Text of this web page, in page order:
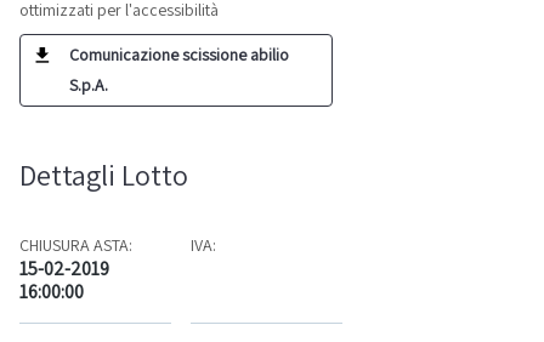
ottimizzati per l'accessibilità
Comunicazione scissione abilio
S.p.A.
Dettagli Lotto
CHIUSURA ASTA:
15-02-2019
16:00:00
IVA: